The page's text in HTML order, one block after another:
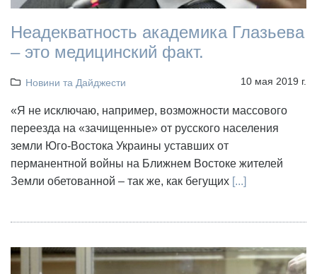
Неадекватность академика Глазьева
– это медицинский факт.
Новини та Дайджести 10 мая 2019 г.
«Я не исключаю, например, возможности массового
переезда на «зачищенные» от русского населения
земли Юго-Востока Украины уставших от
перманентной войны на Ближнем Востоке жителей
Земли обетованной – так же, как бегущих [...]